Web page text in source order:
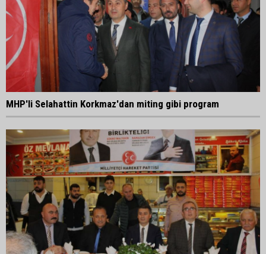
MHP'li Selahattin Korkmaz'dan miting gibi program